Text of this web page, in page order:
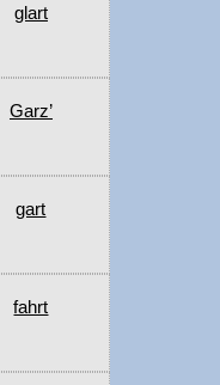
glart
Garz’
gart
fahrt